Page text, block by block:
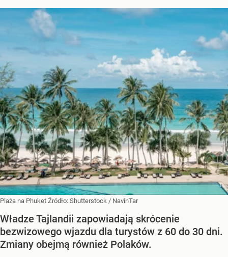
Plaża na Phuket Źródło: Shutterstock / NavinTar
Władze Tajlandii zapowiadają skrócenie
bezwizowego wjazdu dla turystów z 60 do 30 dni.
Zmiany obejmą również Polaków.